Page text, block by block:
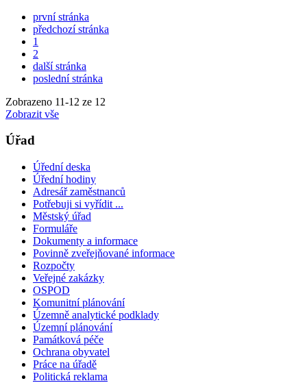
první stránka
předchozí stránka
1
2
další stránka
poslední stránka
Zobrazeno 11-12 ze 12
Zobrazit vše
Úřad
Úřední deska
Úřední hodiny
Adresář zaměstnanců
Potřebuji si vyřídit ...
Městský úřad
Formuláře
Dokumenty a informace
Povinně zveřejňované informace
Rozpočty
Veřejné zakázky
OSPOD
Komunitní plánování
Územně analytické podklady
Územní plánování
Památková péče
Ochrana obyvatel
Práce na úřadě
Politická reklama